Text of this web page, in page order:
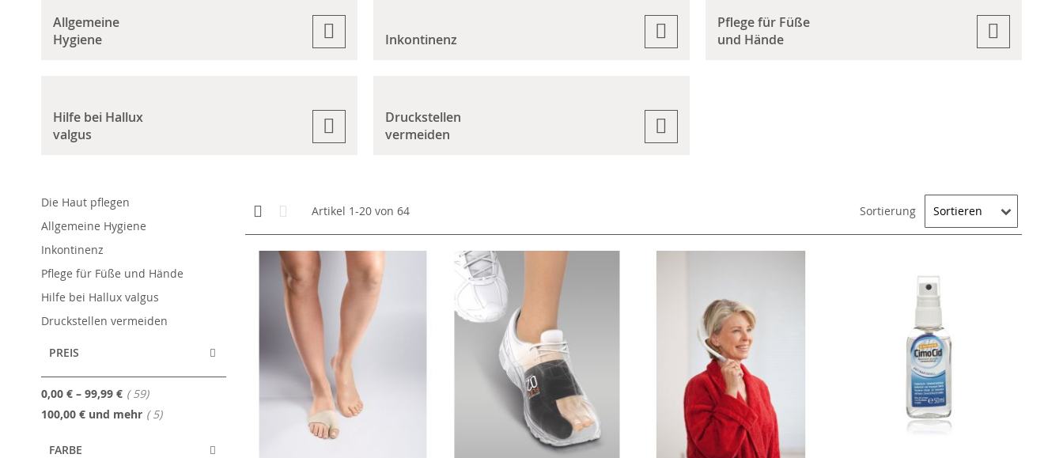
Allgemeine
Hygiene
Inkontinenz
Pflege für Füße
und Hände
Hilfe bei Hallux
valgus
Druckstellen
vermeiden
Anzeigen
als
Kachelansicht
Artikel 1-20 von64 Sortierung
Die Haut pflegen
Allgemeine Hygiene
Inkontinenz
Pflege für Füße und Hände
Hilfe bei Hallux valgus
Druckstellen vermeiden
PREIS
0,00 € – 99,99 € 59Artikel
100,00 € und mehr 5Artikel
FARBE